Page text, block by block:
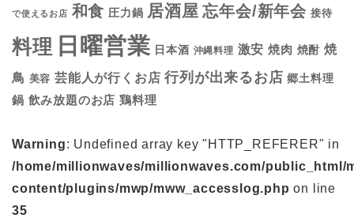
で使えるお店 和食 圧力鍋 居酒屋 忘年会/新年会 接待
料理 日曜営業 日本酒 沖縄料理 激安 焼肉 焼酎 焼
鳥 美容 芸能人が行くお店 行列が出来るお店 郷土料理
鍋 飲み放題のお店 鶏料理
Warning: Undefined array key "HTTP_REFERER" in
/home/millionwaves/millionwaves.com/public_html/
content/plugins/mwp/mww_accesslog.php on line
35